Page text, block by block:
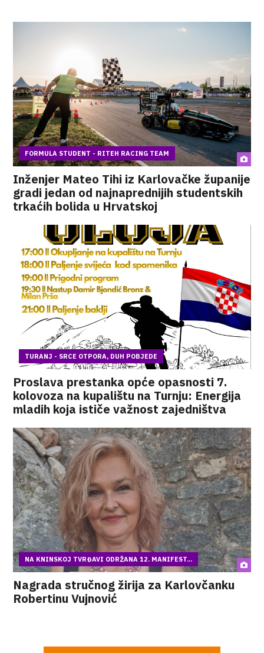
FORMULA STUDENT - RITEH RACING TEAM
Inženjer Mateo Tihi iz Karlovačke županije
gradi jedan od najnaprednijih studentskih
trkaćih bolida u Hrvatskoj
TURANJ - SRCE OTPORA, DUH POBJEDE
Proslava prestanka opće opasnosti 7.
kolovoza na kupalištu na Turnju: Energija
mladih koja ističe važnost zajedništva
NA KNINSKOJ TVRĐAVI ODRŽANA 12. MANIFEST...
Nagrada stručnog žirija za Karlovčanku
Robertinu Vujnović